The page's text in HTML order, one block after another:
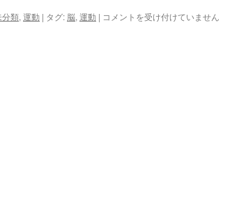
分類, 運動 | タグ: 脳, 運動 | 言
コメントを受け付けていません